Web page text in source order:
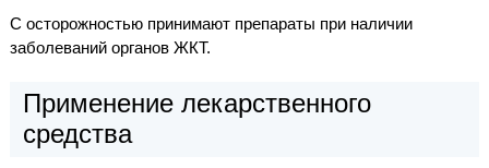
С осторожностью принимают препараты при наличии
заболеваний органов ЖКТ.
Применение лекарственного
средства